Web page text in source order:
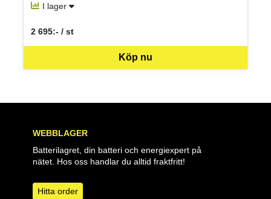
I lager
Köp nu
2 695:- / st
SEK per ST
WEBBLAGER
Batterilagret, din batteri och energiexpert på
nätet. Hos oss handlar du alltid fraktfritt!
Hitta order